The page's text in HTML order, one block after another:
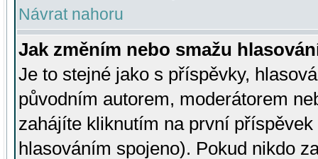
Návrat nahoru
Jak změním nebo smažu
Je to stejné jako s příspěvky,
původním autorem, moderátorem
zahájíte kliknutím na první
hlasováním spojeno). Pokud nikdo